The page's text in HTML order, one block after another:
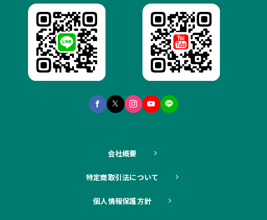
会社概要
特定商取引法について
個人情報保護方針